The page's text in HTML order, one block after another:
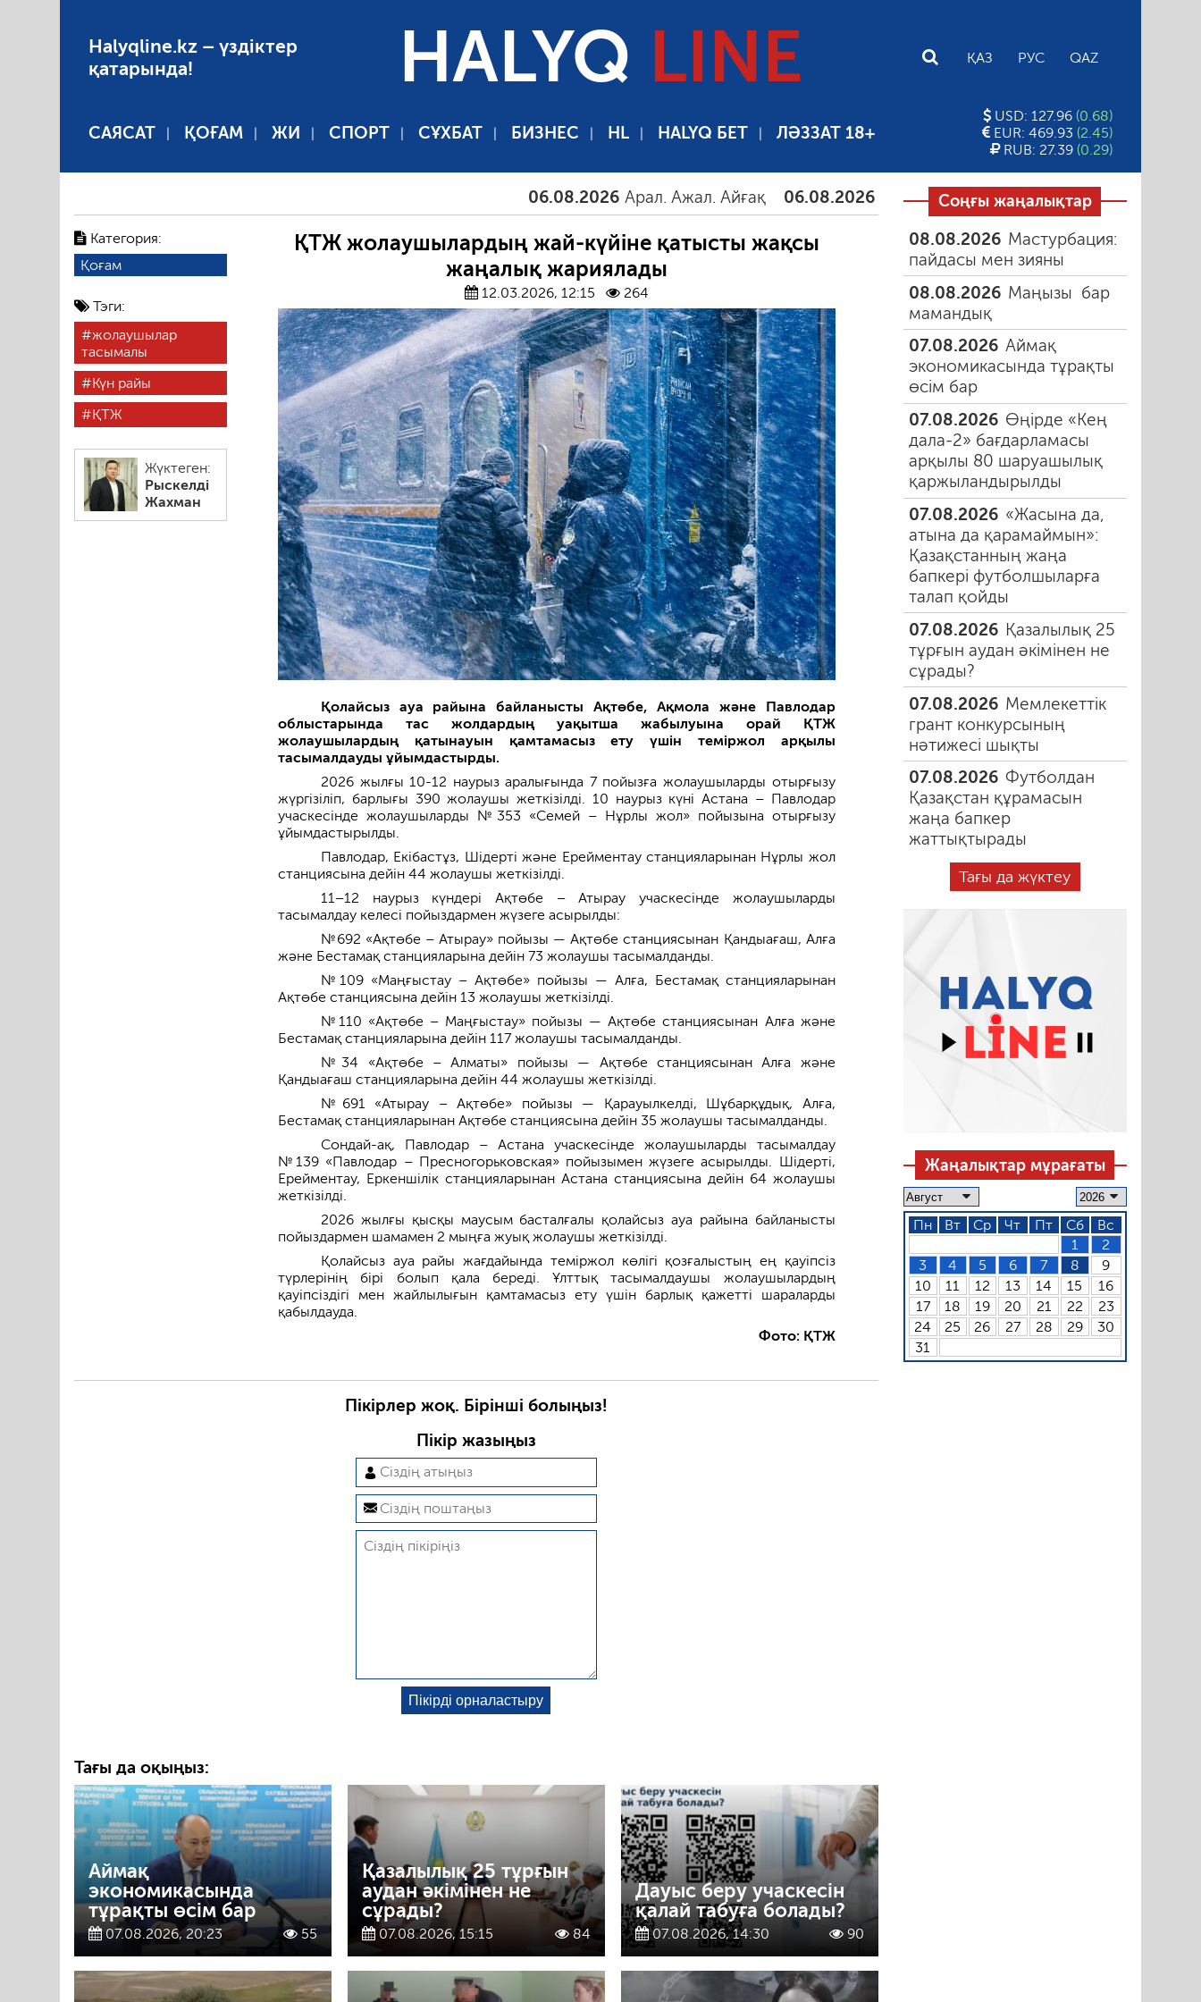
Halyqline.kz – үздіктер
қатарында!
HALYQ LINE ҚАЗ РУС QAZ
САЯСАТ ҚОҒАМ ЖИ СПОРТ СҰХБАТ БИЗНЕС HL HALYQ БЕТ ЛӘЗЗАТ 18+
USD: 127.96 (0.68)
EUR: 469.93 (2.45)
RUB: 27.39 (0.29)
06.08.2026 Арал. Ажал. Айғақ 06.08.2026 Тамыздағы таңғы түтін 06.08.2026 Құмарлық
Категория:
Қоғам
Тэги:
жолаушылар
тасымалы
Күн райы
ҚТЖ
Жүктеген:
Рыскелді
Жахман
ҚТЖ жолаушылардың жай-күйіне қатысты жақсы
жаңалық жариялады
12.03.2026, 12:15 264
Қолайсыз ауа райына байланысты Ақтөбе, Ақмола және Павлодар
облыстарында тас жолдардың уақытша жабылуына орай ҚТЖ
жолаушылардың қатынауын қамтамасыз ету үшін теміржол арқылы
тасымалдауды ұйымдастырды.
2026 жылғы 10-12 наурыз аралығында 7 пойызға жолаушыларды отырғызу
жүргізіліп, барлығы 390 жолаушы жеткізілді. 10 наурыз күні Астана – Павлодар
учаскесінде жолаушыларды №353 «Семей – Нұрлы жол» пойызына отырғызу
ұйымдастырылды.
Павлодар, Екібастұз, Шідерті және Ерейментау станцияларынан Нұрлы жол
станциясына дейін 44 жолаушы жеткізілді.
11–12 наурыз күндері Ақтөбе – Атырау учаскесінде жолаушыларды
тасымалдау келесі пойыздармен жүзеге асырылды:
№692 «Ақтөбе – Атырау» пойызы — Ақтөбе станциясынан Қандыағаш, Алға
және Бестамақ станцияларына дейін 73 жолаушы тасымалданды.
№109 «Маңғыстау – Ақтөбе» пойызы — Алға, Бестамақ станцияларынан
Ақтөбе станциясына дейін 13 жолаушы жеткізілді.
№110 «Ақтөбе – Маңғыстау» пойызы — Ақтөбе станциясынан Алға және
Бестамақ станцияларына дейін 117 жолаушы тасымалданды.
№34 «Ақтөбе – Алматы» пойызы — Ақтөбе станциясынан Алға және
Қандыағаш станцияларына дейін 44 жолаушы жеткізілді.
№691 «Атырау – Ақтөбе» пойызы — Қарауылкелді, Шұбарқұдық, Алға,
Бестамақ станцияларынан Ақтөбе станциясына дейін 35 жолаушы тасымалданды.
Сондай-ақ, Павлодар – Астана учаскесінде жолаушыларды тасымалдау
№139 «Павлодар – Пресногорьковская» пойызымен жүзеге асырылды. Шідерті,
Ерейментау, Еркеншілік станцияларынан Астана станциясына дейін 64 жолаушы
жеткізілді.
2026 жылғы қысқы маусым басталғалы қолайсыз ауа райына байланысты
пойыздармен шамамен 2 мыңға жуық жолаушы жеткізілді.
Қолайсыз ауа райы жағдайында теміржол көлігі қозғалыстың ең қауіпсіз
түрлерінің бірі болып қала береді. Ұлттық тасымалдаушы жолаушылардың
қауіпсіздігі мен жайлылығын қамтамасыз ету үшін барлық қажетті шараларды
қабылдауда.
Фото: ҚТЖ
Пікірлер жоқ. Бірінші болыңыз!
Пікір жазыңыз
Тағы да оқыңыз:
Аймақ
экономикасында
тұрақты өсім бар
07.08.2026, 20:23 55
Қазалылық 25 тұрғын
аудан әкімінен не
сұрады?
07.08.2026, 15:15 84
Дауыс беру учаскесін
қалай табуға болады?
07.08.2026, 14:30 90
Соңғы жаңалықтар
08.08.2026 Мастурбация:
пайдасы мен зияны
08.08.2026 Маңызы бар
мамандық
07.08.2026 Аймақ
экономикасында тұрақты
өсім бар
07.08.2026 Өңірде «Кең
дала-2» бағдарламасы
арқылы 80 шаруашылық
қаржыландырылды
07.08.2026 «Жасына да,
атына да қарамаймын»:
Қазақстанның жаңа
бапкері футболшыларға
талап қойды
07.08.2026 Қазалылық 25
тұрғын аудан әкімінен не
сұрады?
07.08.2026 Мемлекеттік
грант конкурсының
нәтижесі шықты
07.08.2026 Футболдан
Қазақстан құрамасын
жаңа бапкер
жаттықтырады
Тағы да жүктеу
Жаңалықтар мұрағаты
Пн Вт Ср Чт Пт Сб
Вс
1
2
3
4 5 6 7 8
9
10
11 12 13 14 15
16
17
18 19 20 21 22
23
24
25 26 27 28 29
30
31